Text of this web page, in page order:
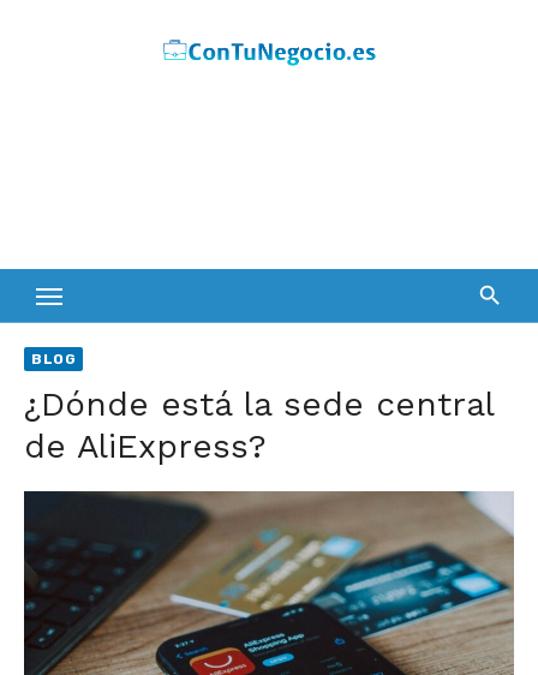
BLOG
¿Dónde está la sede central
de AliExpress?